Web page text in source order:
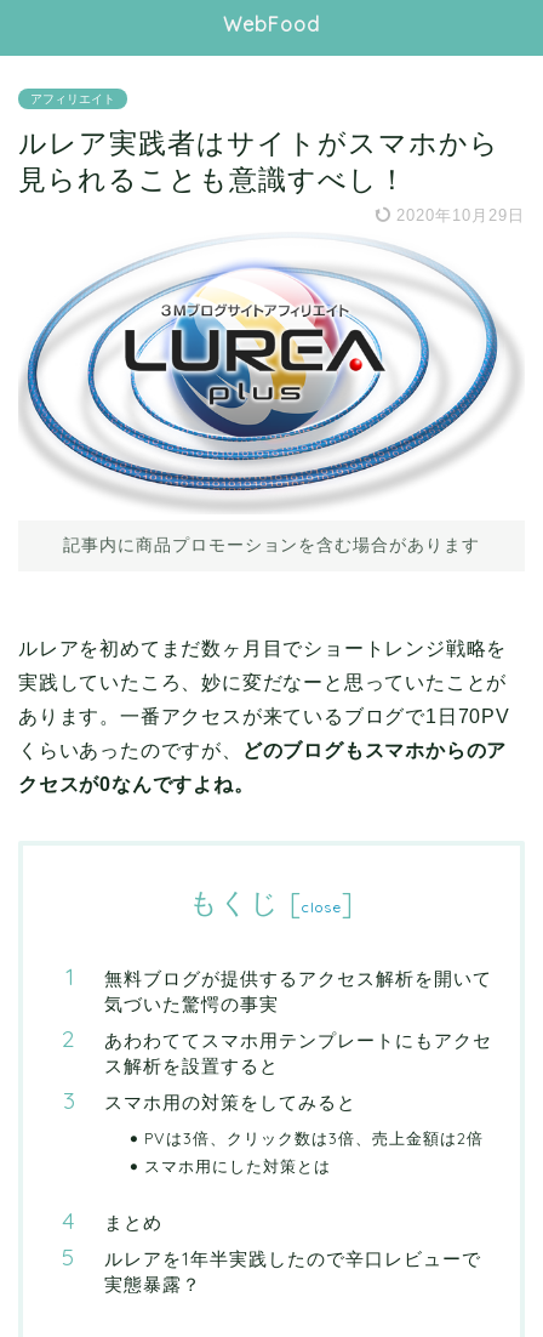
WebFood
アフィリエイト
ルレア実践者はサイトがスマホから
見られることも意識すべし！
2020年10月29日
記事内に商品プロモーションを含む場合があります
ルレアを初めてまだ数ヶ月目でショートレンジ戦略を
実践していたころ、妙に変だなーと思っていたことが
あります。一番アクセスが来ているブログで1日70PV
くらいあったのですが、
どのブログもスマホからのア
クセスが0なんですよね。
もくじ [close]
無料ブログが提供するアクセス解析を開いて
気づいた驚愕の事実
あわわててスマホ用テンプレートにもアクセ
ス解析を設置すると
スマホ用の対策をしてみると
PVは3倍、クリック数は3倍、売上金額は2倍
スマホ用にした対策とは
まとめ
ルレアを1年半実践したので辛口レビューで
実態暴露？